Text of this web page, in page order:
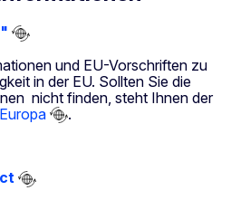
und EU-Vorschriften zu
in der EU. Sollten Sie die
nicht finden, steht Ihnen der
.